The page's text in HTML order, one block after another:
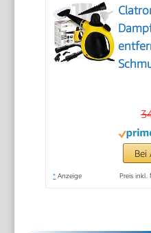
Bei
* Anzeige Preis inkl.